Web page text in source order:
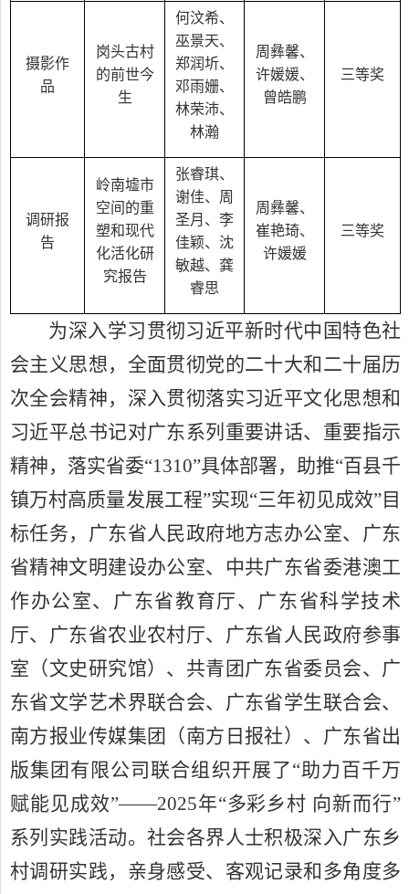
摄影作
品
岗头古村
的前世今
生
何汶希、
巫景天、
郑润圻、
邓雨姗、
林荣沛、
林瀚
周彝馨、
许媛媛、
曾皓鹏
三等奖
调研报
告
岭南墟市
空间的重
塑和现代
化活化研
究报告
张睿琪、
谢佳、周
圣月、李
佳颖、沈
敏越、龚
睿思
周彝馨、
崔艳琦、
许媛媛
三等奖
为深入学习贯彻习近平新时代中国特色社
会主义思想，全面贯彻党的二十大和二十届历
次全会精神，深入贯彻落实习近平文化思想和
习近平总书记对广东系列重要讲话、重要指示
精神，落实省委“1310”具体部署，助推“百县千
镇万村高质量发展工程”实现“三年初见成效”目
标任务，广东省人民政府地方志办公室、广东
省精神文明建设办公室、中共广东省委港澳工
作办公室、广东省教育厅、广东省科学技术
厅、广东省农业农村厅、广东省人民政府参事
室（文史研究馆）、共青团广东省委员会、广
东省文学艺术界联合会、广东省学生联合会、
南方报业传媒集团（南方日报社）、广东省出
版集团有限公司联合组织开展了“助力百千万
赋能见成效”——2025年“多彩乡村 向新而行”
系列实践活动。社会各界人士积极深入广东乡
村调研实践，亲身感受、客观记录和多角度多